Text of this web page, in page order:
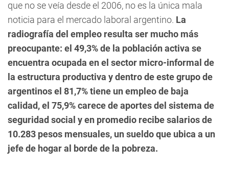
que no se veía desde el 2006, no es la única mala
noticia para el mercado laboral argentino. La
radiografía del empleo resulta ser mucho más
preocupante: el 49,3% de la población activa se
encuentra ocupada en el sector micro-informal de
la estructura productiva y dentro de este grupo de
argentinos el 81,7% tiene un empleo de baja
calidad, el 75,9% carece de aportes del sistema de
seguridad social y en promedio recibe salarios de
10.283 pesos mensuales, un sueldo que ubica a un
jefe de hogar al borde de la pobreza.